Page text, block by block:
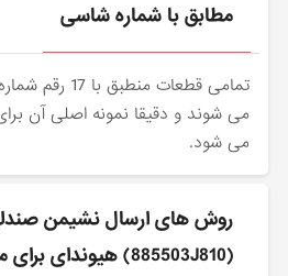
مطابق با شماره شاسی
تمامی قطعات
می شوند و دقیقا نمونه اصلی آن
می شود.
روش های ارسال نشيمن
(885503J810) هیوندای برای مشتری